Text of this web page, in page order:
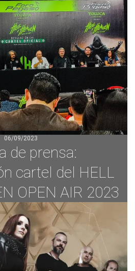
06/09/2023
de prensa:
cartel del HELL
OPEN AIR 2023